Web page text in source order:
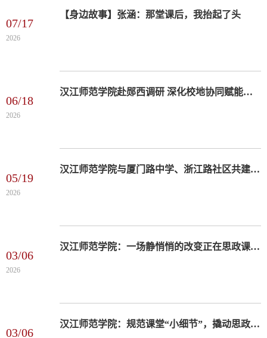
07/17
2026
【身边故事】张涵：那堂课后，我抬起了头
06/18
2026
汉江师范学院赴郧西调研 深化校地协同赋能基础教育
05/19
2026
汉江师范学院与厦门路中学、浙江路社区共建思政驿站签约挂牌
03/06
2026
汉江师范学院：一场静悄悄的改变正在思政课堂上发生
03/06
汉江师范学院：规范课堂“小细节”，撬动思政课“大提质”